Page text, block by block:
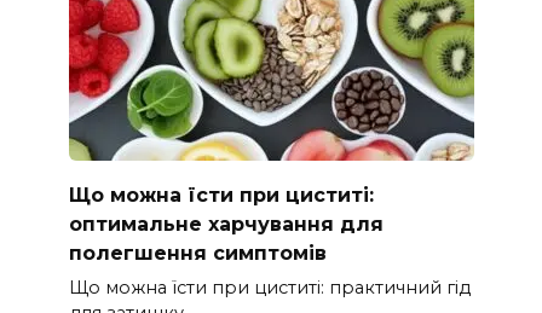
Що можна їсти при циститі:
оптимальне харчування для
полегшення симптомів
Що можна їсти при циститі: практичний гід